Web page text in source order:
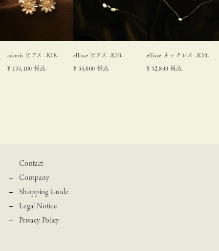
adonis ピアス -K18-
¥ 155,100 税込
ellisse ピアス -K10-
¥ 55,000 税込
ellisse ネックレス -K10-
¥ 52,800 税込
Contact
Company
Shopping Guide
Legal Notice
Privacy Policy